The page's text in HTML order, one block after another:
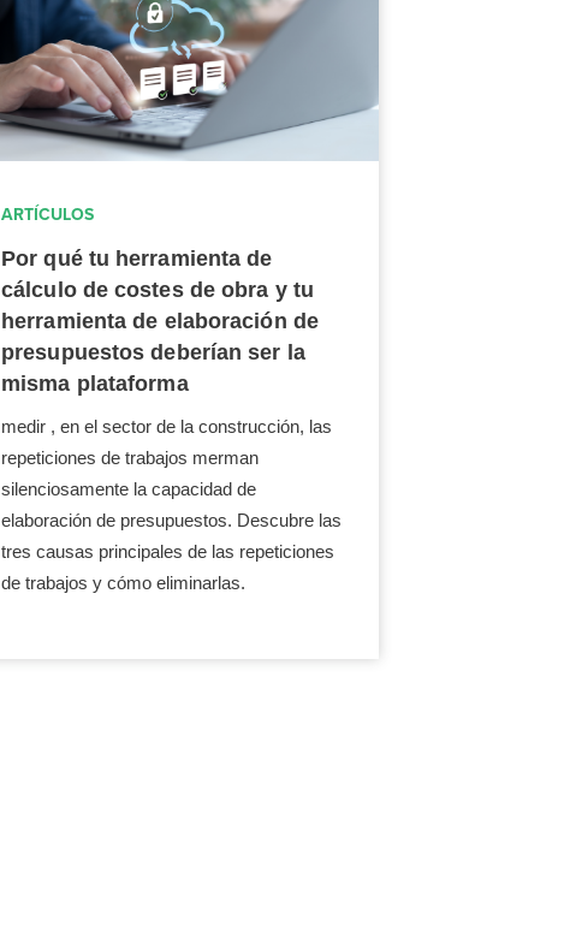
ARTÍCULOS
Por qué tu herramienta de
cálculo de costes de obra y tu
herramienta de elaboración de
presupuestos deberían ser la
misma plataforma
medir , en el sector de la construcción, las
repeticiones de trabajos merman
silenciosamente la capacidad de
elaboración de presupuestos. Descubre las
tres causas principales de las repeticiones
de trabajos y cómo eliminarlas.